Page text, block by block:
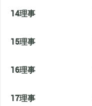
14理事
15理事
16理事
17理事